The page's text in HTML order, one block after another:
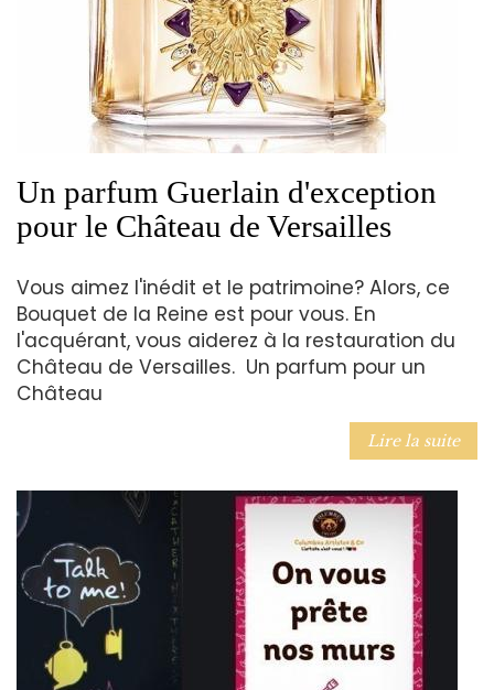
Un parfum Guerlain d'exception
pour le Château de Versailles
Vous aimez l'inédit et le patrimoine? Alors, ce
Bouquet de la Reine est pour vous. En
l'acquérant, vous aiderez à la restauration du
Château de Versailles. Un parfum pour un
Château
Lire la suite